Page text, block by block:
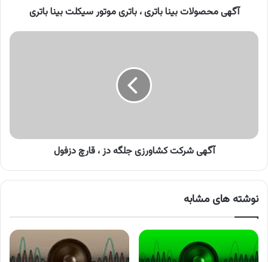
آگهی محصولات بینا باتری ، باتری موتور سیکلت بینا باتری
آگهی
آگهی شرکت کشاورزی جلگه دز ، قارچ دزفول
نوشته های مشابه